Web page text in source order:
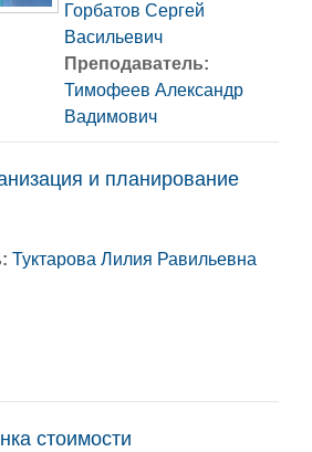
Горбатов Сергей
Васильевич
Преподаватель:
Тимофеев Александр
Вадимович
и планирование
Туктарова Лилия Равильевна
стоимости